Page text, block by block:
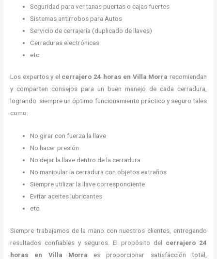
Seguridad para ventanas puertas o cajas fuertes
Sistemas antirrobos para Autos
Servicio de cerrajería (duplicado de llaves)
Cerraduras electrónicas
etc
Los expertos y el cerrajero 24 horas en Villa Morra recomiendan
y comparten consejos para un buen manejo de cada cerradura,
logrando siempre un óptimo funcionamiento práctico y seguro tales
como:
No girar con fuerza la llave
No hacer presión
No dejar la llave dentro de la cerradura
No manipular la cerradura con objetos extraños
Siempre utilizar la llave correspondiente
Evitar aceites lubricantes
etc.
Siempre trabajamos de la mano con nuestros clientes, entregando
resultados confiables y seguros. El propósito del cerrajero 24
horas en Villa Morra es proporcionar satisfacción total,